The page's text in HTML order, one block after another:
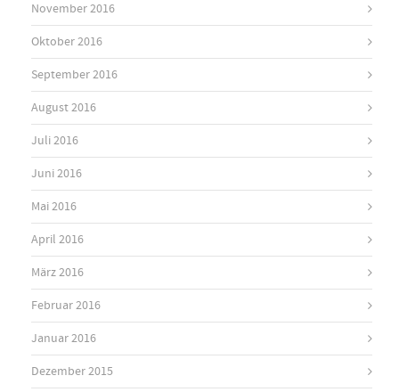
November 2016
Oktober 2016
September 2016
August 2016
Juli 2016
Juni 2016
Mai 2016
April 2016
März 2016
Februar 2016
Januar 2016
Dezember 2015